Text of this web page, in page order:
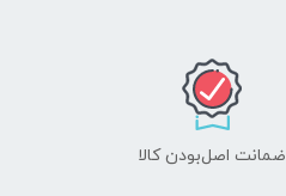
ضمانت اصل‌بودن کالا